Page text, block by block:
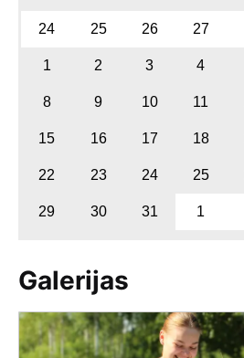
24 25 26 27
1 2 3 4
8 9 10 11
15 16 17 18
22 23 24 25
29 30 31 1
Galerijas